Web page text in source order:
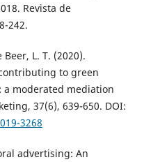
Revista de
242.
L. T. (2020).
to green
moderated mediation
37(6), 639-650. DOI:
3268
advertising: An